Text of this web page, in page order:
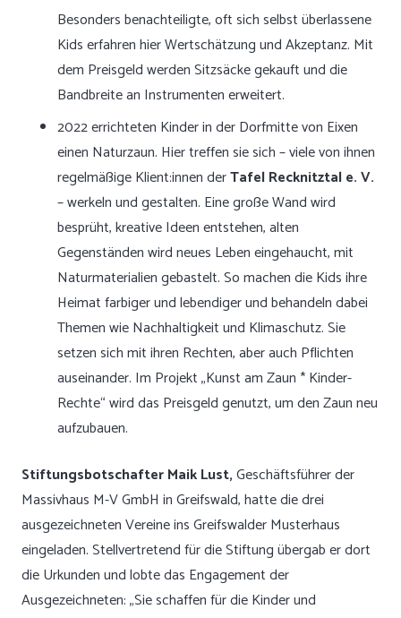
Besonders benachteiligte, oft sich selbst überlassene
Kids erfahren hier Wertschätzung und Akzeptanz. Mit
dem Preisgeld werden Sitzsäcke gekauft und die
Bandbreite an Instrumenten erweitert.
2022 errichteten Kinder in der Dorfmitte von Eixen
einen Naturzaun. Hier treffen sie sich – viele von ihnen
regelmäßige Klient:innen derTafel Recknitztal e. V.
– werkeln und gestalten. Eine große Wand wird
besprüht, kreative Ideen entstehen, alten
Gegenständen wird neues Leben eingehaucht, mit
Naturmaterialien gebastelt. So machen die Kids ihre
Heimat farbiger und lebendiger und behandeln dabei
Themen wie Nachhaltigkeit und Klimaschutz. Sie
setzen sich mit ihren Rechten, aber auch Pflichten
auseinander. Im Projekt „Kunst am Zaun * Kinder-
Rechte“ wird das Preisgeld genutzt, um den Zaun neu
aufzubauen.
StiftungsbotschafterMaik Lust,Geschäftsführer der
Massivhaus M-V GmbH in Greifswald, hatte die drei
ausgezeichneten Vereine ins Greifswalder Musterhaus
eingeladen. Stellvertretend für die Stiftung übergab er dort
die Urkunden und lobte das Engagement der
Ausgezeichneten: „Sie schaffen für die Kinder und